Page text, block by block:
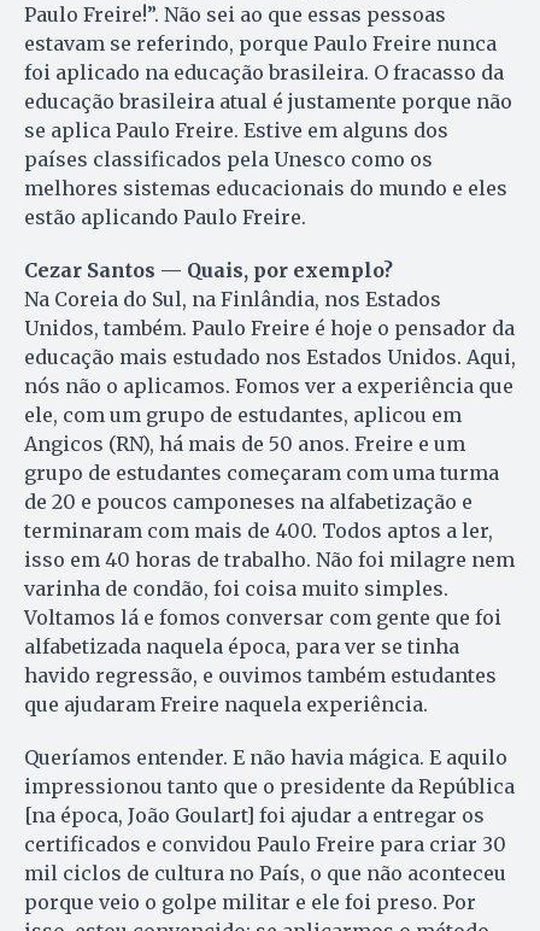
Paulo Freire!”. Não sei ao que essas pessoas
estavam se referindo, porque Paulo Freire nunca
foi aplicado na educação brasileira. O fracasso da
educação brasileira atual é justamente porque não
se aplica Paulo Freire. Estive em alguns dos
países classificados pela Unesco como os
melhores sistemas educacionais do mundo e eles
estão aplicando Paulo Freire.
Cezar Santos — Quais, por exemplo?
Na Coreia do Sul, na Finlândia, nos Estados
Unidos, também. Paulo Freire é hoje o pensador da
educação mais estudado nos Estados Unidos. Aqui,
nós não o aplicamos. Fomos ver a experiência que
ele, com um grupo de estudantes, aplicou em
Angicos (RN), há mais de 50 anos. Freire e um
grupo de estudantes começaram com uma turma
de 20 e poucos camponeses na alfabetização e
terminaram com mais de 400. Todos aptos a ler,
isso em 40 horas de trabalho. Não foi milagre nem
varinha de condão, foi coisa muito simples.
Voltamos lá e fomos conversar com gente que foi
alfabetizada naquela época, para ver se tinha
havido regressão, e ouvimos também estudantes
que ajudaram Freire naquela experiência.
Queríamos entender. E não havia mágica. E aquilo
impressionou tanto que o presidente da República
[na época, João Goulart] foi ajudar a entregar os
certificados e convidou Paulo Freire para criar 30
mil ciclos de cultura no País, o que não aconteceu
porque veio o golpe militar e ele foi preso. Por